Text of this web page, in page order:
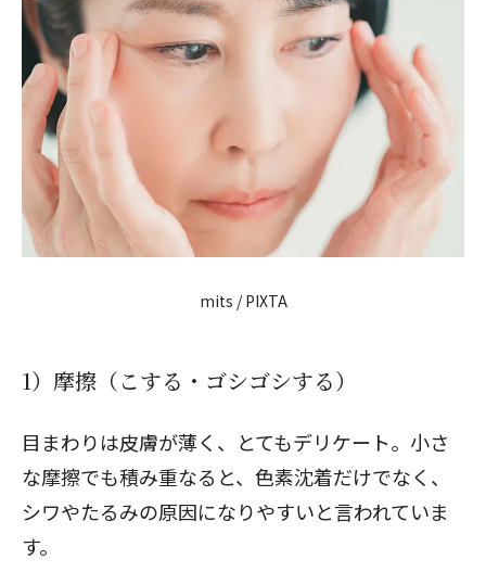
mits / PIXTA
1）摩擦（こする・ゴシゴシする）
目まわりは皮膚が薄く、とてもデリケート。小さ
な摩擦でも積み重なると、色素沈着だけでなく、
シワやたるみの原因になりやすいと言われていま
す。